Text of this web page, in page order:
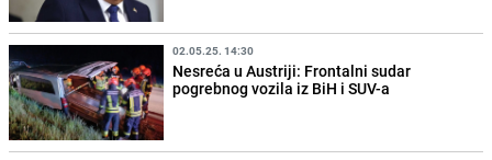
02.05.25. 14:30
Nesreća u Austriji: Frontalni sudar
pogrebnog vozila iz BiH i SUV-a